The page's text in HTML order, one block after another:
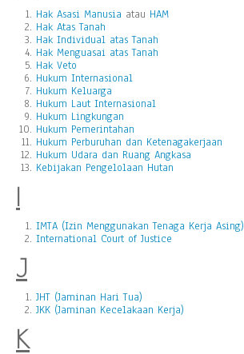
Hak Asasi Manusia atau HAM
Hak Atas Tanah
Hak Individual atas Tanah
Hak Menguasai atas Tanah
Hak Veto
Hukum Internasional
Hukum Keluarga
Hukum Laut Internasional
Hukum Lingkungan
Hukum Pemerintahan
Hukum Perburuhan dan Ketenagakerjaan
Hukum Udara dan Ruang Angkasa
Kebijakan Pengelolaan Hutan
IMTA (Izin Menggunakan Tenaga Kerja Asing)
International Court of Justice
J
JHT (Jaminan Hari Tua)
JKK (Jaminan Kecelakaan Kerja)
K